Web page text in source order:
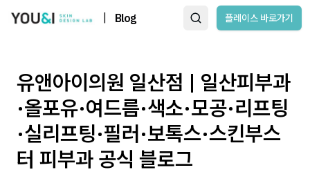
Blog 플레이스 바로가기
유앤아이의원 일산점 | 일산피부과
·올포유·여드름·색소·모공·리프팅
·실리프팅·필러·보톡스·스킨부스
터 피부과 공식 블로그